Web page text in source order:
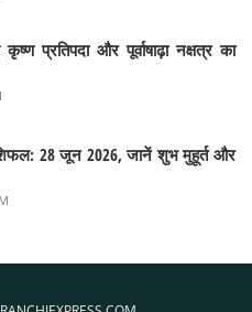
प्रतिपदा और पूर्वाषाढ़ा नक्षत्र का
28 जून 2026, जानें शुभ मुहूर्त और